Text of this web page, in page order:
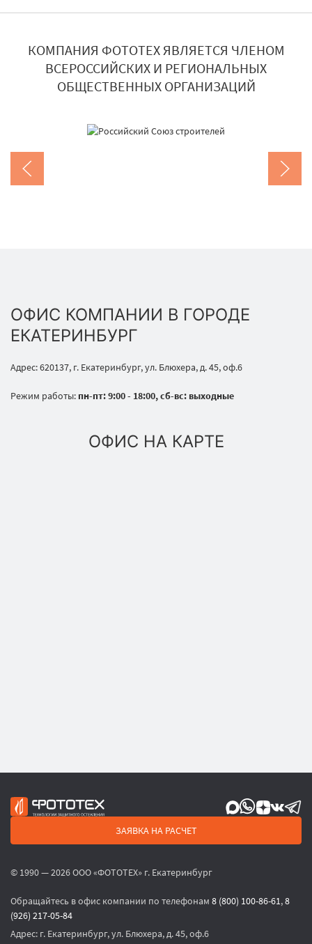
КОМПАНИЯ ФОТОТЕХ ЯВЛЯЕТСЯ ЧЛЕНОМ
ВСЕРОССИЙСКИХ И РЕГИОНАЛЬНЫХ
ОБЩЕСТВЕННЫХ ОРГАНИЗАЦИЙ
ОФИС КОМПАНИИ В ГОРОДЕ
ЕКАТЕРИНБУРГ
Адрес: 620137, г. Екатеринбург, ул. Блюхера, д. 45, оф.6
Режим работы: пн-пт: 9:00 - 18:00, сб-вс: выходные
ОФИС НА КАРТЕ
ЗАЯВКА НА РАСЧЕТ
© 1990 — 2026 ООО «ФОТОТЕХ» г. Екатеринбург
Обращайтесь в офис компании по телефонам 8 (800) 100-86-61,8
(926) 217-05-84
Адрес: г. Екатеринбург, ул. Блюхера, д. 45, оф.6